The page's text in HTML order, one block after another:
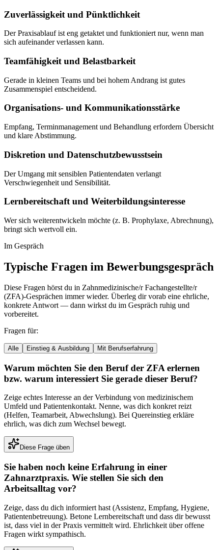
Zuverlässigkeit und Pünktlichkeit
Der Praxisablauf ist eng getaktet und funktioniert nur, wenn man
sich aufeinander verlassen kann.
Teamfähigkeit und Belastbarkeit
Gerade in kleinen Teams und bei hohem Andrang ist gutes
Zusammenspiel entscheidend.
Organisations- und Kommunikationsstärke
Empfang, Terminmanagement und Behandlung erfordern Übersicht
und klare Abstimmung.
Diskretion und Datenschutzbewusstsein
Der Umgang mit sensiblen Patientendaten verlangt
Verschwiegenheit und Sensibilität.
Lernbereitschaft und Weiterbildungsinteresse
Wer sich weiterentwickeln möchte (z. B. Prophylaxe, Abrechnung),
bringt sich wertvoll ein.
Im Gespräch
Typische Fragen im Bewerbungsgespräch
Diese Fragen hörst du in Zahnmedizinische/r Fachangestellte/r
(ZFA)-Gesprächen immer wieder. Überleg dir vorab eine ehrliche,
konkrete Antwort — dann wirkst du im Gespräch ruhig und
vorbereitet.
Fragen für:
Alle Einstieg & Ausbildung Mit Berufserfahrung
Warum möchten Sie den Beruf der ZFA erlernen
bzw. warum interessiert Sie gerade dieser Beruf?
Zeige echtes Interesse an der Verbindung von medizinischem
Umfeld und Patientenkontakt. Nenne, was dich konkret reizt
(Helfen, Teamarbeit, Abwechslung). Bei Quereinstieg erkläre
ehrlich, was dich zum Wechsel bewegt.
Diese Frage üben
Sie haben noch keine Erfahrung in einer
Zahnarztpraxis. Wie stellen Sie sich den
Arbeitsalltag vor?
Zeige, dass du dich informiert hast (Assistenz, Empfang, Hygiene,
Patientenbetreuung). Betone Lernbereitschaft und dass dir bewusst
ist, dass viel in der Praxis vermittelt wird. Ehrlichkeit über offene
Fragen wirkt sympathisch.